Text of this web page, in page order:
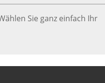
Sie ganz einfach Ihr